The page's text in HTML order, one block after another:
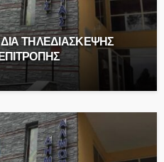
ΤΗΛΕΔΙΑΣΚΕΨΗΣ